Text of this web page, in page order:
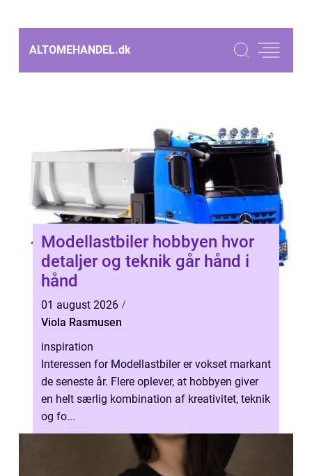
ALTOMEHANDEL.dk
Modellastbiler hobbyen hvor
detaljer og teknik går hånd i
hånd
01 august 2026
Viola Rasmusen
inspiration
Interessen for Modellastbiler er vokset markant
de seneste år. Flere oplever, at hobbyen giver
en helt særlig kombination af kreativitet, teknik
og fo...